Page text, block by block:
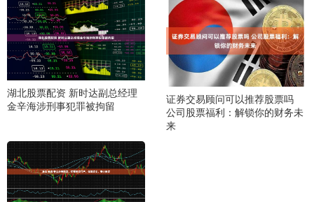
湖北股票配资 新时达副总经理
金辛海涉刑事犯罪被拘留
证券交易顾问可以推荐股票吗
公司股票福利：解锁你的财务未
来